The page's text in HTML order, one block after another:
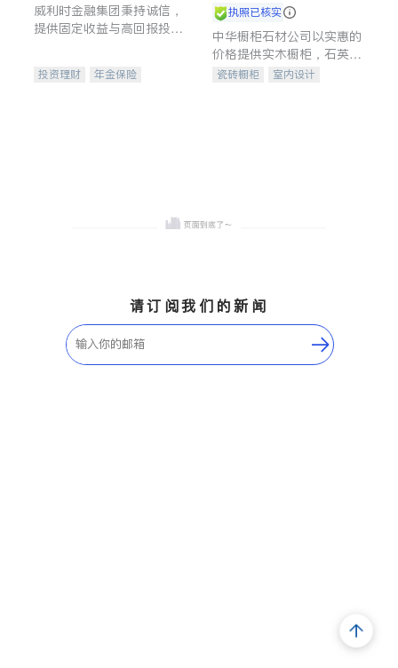
威利时金融集团秉持诚信，
提供固定收益与高回报投资
合，助力客户实现目标
投资理财
年金保险
执照已核实
中华橱柜石材公司以实惠的
价格提供实木橱柜，石英石
台面，多种优质不锈钢水
瓷砖橱柜
室内设计
请订阅我们的新闻